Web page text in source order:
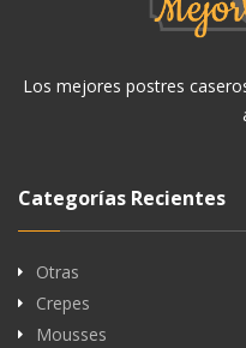
Los mejores postres
Categorías Recientes
Otras
Crepes
Mousses